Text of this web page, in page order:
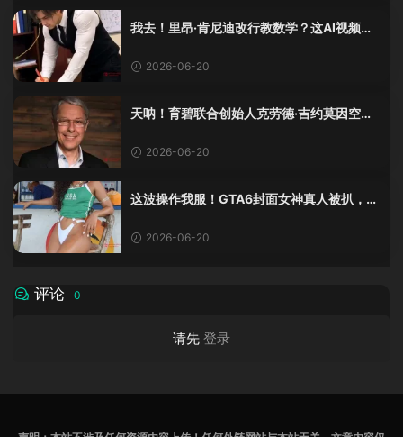
我去！里昂·肯尼迪改行教数学？这AI视频全
2026-06-20
天呐！育碧联合创始人克劳德·吉约莫因空难
2026-06-20
这波操作我服！GTA6封面女神真人被扒，网
2026-06-20
评论 0
请先 登录